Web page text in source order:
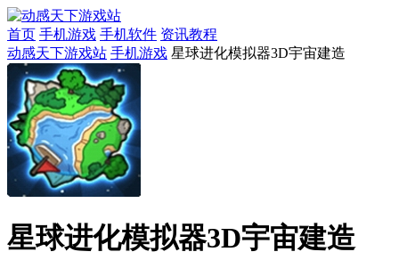
首页 手机游戏 手机软件 资讯教程
动感天下游戏站 手机游戏 星球进化模拟器3D宇宙建造
星球进化模拟器3D宇宙建造